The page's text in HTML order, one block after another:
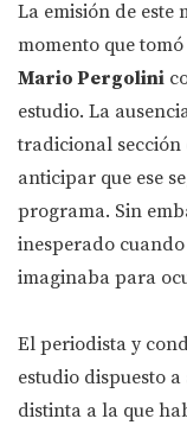
La emisión de este
momento que
Mario Pergolini
estudio. La
tradicional sección
anticipar que ese
programa. Sin
inesperado
imaginaba para
El periodista y
estudio dispuesto
distinta a la que